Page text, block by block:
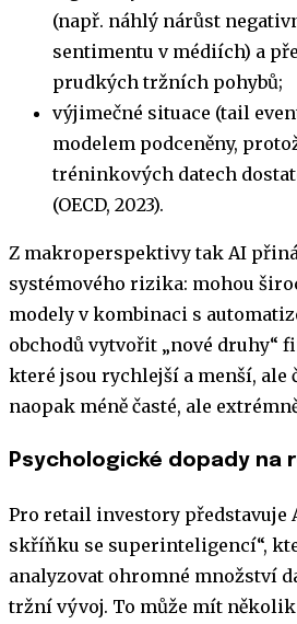
(např. náhlý nárůst
sentimentu v médiích) a
prudkých tržních pohybů;
výjimečné situace (tail
modelem podceněny,
tréninkových datech
(OECD, 2023).
Z makroperspektivy tak AI
systémového rizika: mohou
modely v kombinaci s
obchodů vytvořit „nové druhy“
které jsou rychlejší a menší, ale
naopak méně časté, ale
Psychologické dopady na
Pro retail investory představuje
skříňku se superinteligencí“,
analyzovat ohromné množství
tržní vývoj. To může mít